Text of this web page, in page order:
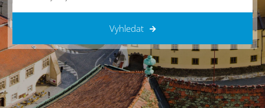
Vyhledat